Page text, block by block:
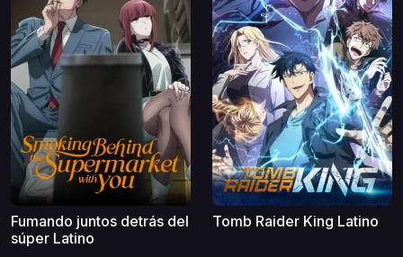
Fumando juntos detrás del
súper Latino
Tomb Raider King Latino